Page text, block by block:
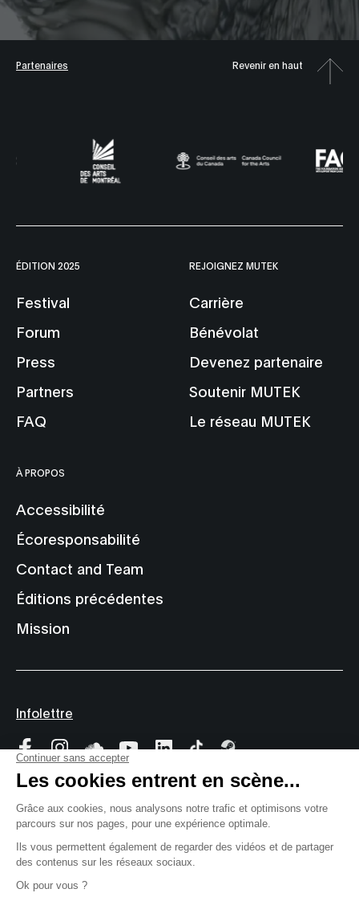
Partenaires Revenir en haut
ÉDITION 2025
Festival
Forum
Press
Partners
FAQ
REJOIGNEZ MUTEK
Carrière
Bénévolat
Devenez partenaire
Soutenir MUTEK
Le réseau MUTEK
À PROPOS
Accessibilité
Écoresponsabilité
Contact and Team
Éditions précédentes
Mission
Infolettre
Tous droits réservés